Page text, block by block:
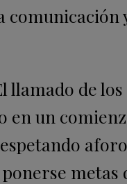
llamado de
un